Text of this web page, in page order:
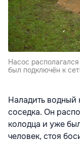
Насос
был подключён к
Наладить водный
соседка. Он
колодца и уже
человек, стоя